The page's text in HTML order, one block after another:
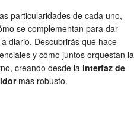
particularidades de cada uno,
se complementan para dar
diario. Descubrirás qué hace
y cómo juntos orquestan la
creando desde la interfaz de
más robusto.